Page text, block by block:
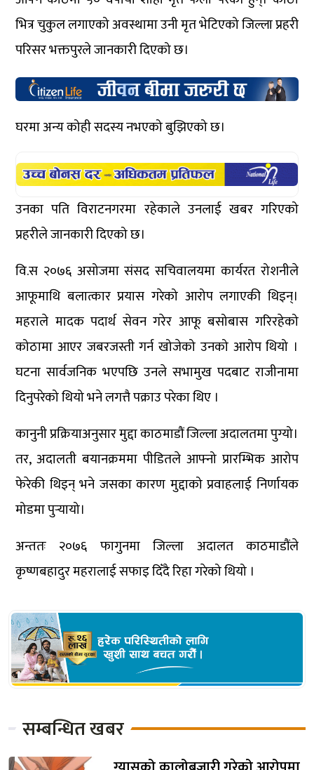
भित्र चुकुल लगाएको अवस्थामा उनी मृत भेटिएको जिल्ला प्रहरी
परिसर भक्तपुरले जानकारी दिएको छ।
घरमा अन्य कोही सदस्य नभएको बुझिएको छ।
उनका पति विराटनगरमा रहेकाले उनलाई खबर गरिएको
प्रहरीले जानकारी दिएको छ।
वि.स २०७६ असोजमा संसद सचिवालयमा कार्यरत रोशनीले
आफूमाथि बलात्कार प्रयास गरेको आरोप लगाएकी थिइन्।
महराले मादक पदार्थ सेवन गरेर आफू बसोबास गरिरहेको
कोठामा आएर जबरजस्ती गर्न खोजेको उनको आरोप थियो ।
घटना सार्वजनिक भएपछि उनले सभामुख पदबाट राजीनामा
दिनुपरेको थियो भने लगत्तै पक्राउ परेका थिए ।
कानुनी प्रक्रियाअनुसार मुद्दा काठमाडौं जिल्ला अदालतमा पुग्यो।
तर, अदालती बयानक्रममा पीडितले आफ्नो प्रारम्भिक आरोप
फेरेकी थिइन् भने जसका कारण मुद्दाको प्रवाहलाई निर्णायक
मोडमा पुर्‍यायो।
अन्ततः २०७६ फागुनमा जिल्ला अदालत काठमाडौंले
कृष्णबहादुर महरालाई सफाइ दिँदै रिहा गरेको थियो ।
सम्बन्धित खबर